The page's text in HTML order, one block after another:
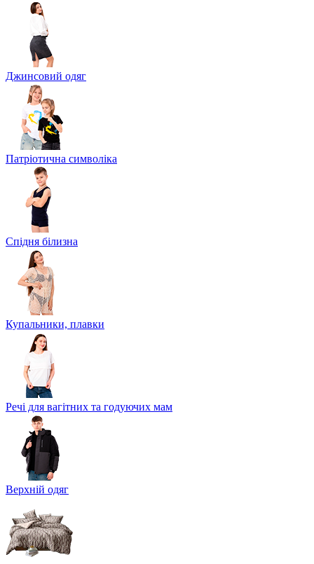
Джинсовий одяг
Патріотична символіка
Спідня білизна
Купальники, плавки
Речі для вагітних та годуючих мам
Верхній одяг